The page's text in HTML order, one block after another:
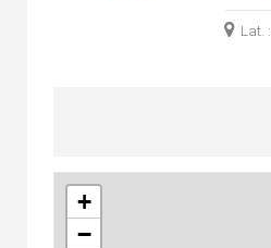
Lat.
+
−